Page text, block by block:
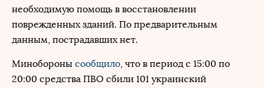
необходимую помощь в восстановлении
поврежденных зданий. По предварительным
данным, пострадавших нет.
Минобороны сообщило, что в период с 15:00 по
20:00 средства ПВО сбили 101 украинский